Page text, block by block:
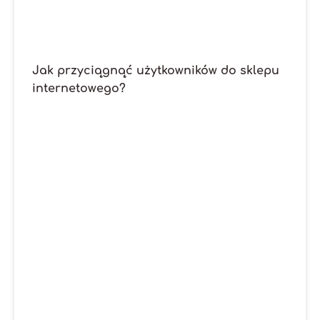
Jak przyciągnąć użytkowników do sklepu
internetowego?